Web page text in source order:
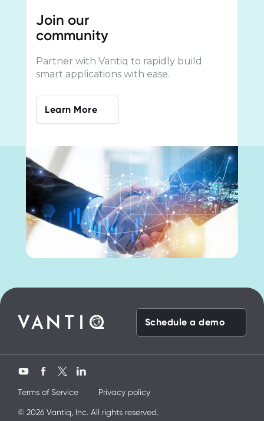
contact us
Join our
community
Partner with Vantiq to rapidly build
smart applications with ease.
Learn More
Schedule a demo
YouTubeFacebookTwitterLinkedIn
Terms of Service Privacy policy
© 2026 Vantiq, Inc. All rights reserved.
mobil pornove bir yandanda onu nasıl kullanırım diye